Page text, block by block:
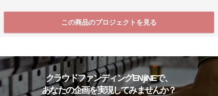
この商品のプロジェクトを見る
クラウドファンディングENjiNEで、
あなたの企画を実現してみませんか？